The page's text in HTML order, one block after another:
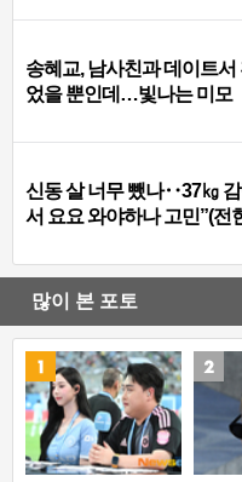
송혜교, 남사친과 데이트서
었을 뿐인데…빛나는 미모
신동 살 너무 뺐나‥37㎏
서 요요 와야하나 고민”(전
많이 본 포토